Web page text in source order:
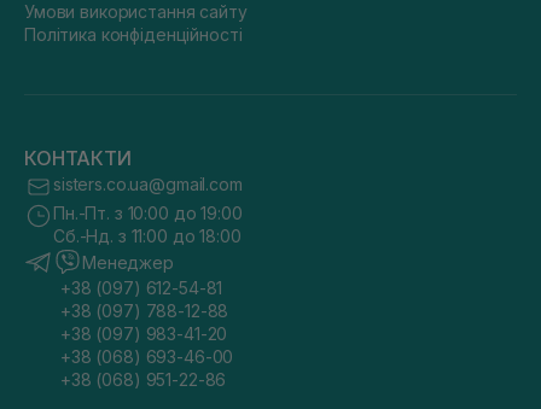
Умови використання сайту
Політика конфіденційності
КОНТАКТИ
sisters.co.ua@gmail.com
Пн.-Пт. з 10:00 до 19:00
Сб.-Нд. з 11:00 до 18:00
Менеджер
+38 (097) 612-54-81
+38 (097) 788-12-88
+38 (097) 983-41-20
+38 (068) 693-46-00
+38 (068) 951-22-86